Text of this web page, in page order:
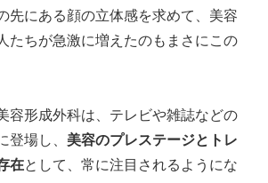
先にある顔の立体感を求めて、美容
たちが急激に増えたのもまさにこの
容形成外科は、テレビや雑誌などの
登場し、 美容のプレステージとトレ
在として、常に注目されるようにな